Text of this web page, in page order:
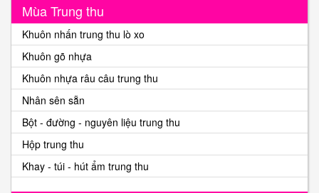
Mùa Trung thu
Khuôn nhấn trung thu lò xo
Khuôn gõ nhựa
Khuôn nhựa râu câu trung thu
Nhân sên sẵn
Bột - đường - nguyên liệu trung thu
Hộp trung thu
Khay - túi - hút ẩm trung thu